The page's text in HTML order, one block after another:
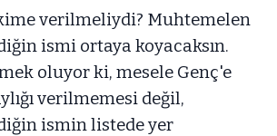
verilmeliydi? Muhtemelen
ismi ortaya koyacaksın.
oluyor ki, mesele Genç'e
verilmemesi değil,
ismin listede yer